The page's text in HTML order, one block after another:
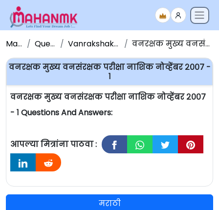
Maha NMK Question Papers Vanrakshak Bharti Question Papers वनरक्षक मुख्य वनसंरक्षक परीक्षा नाशिक नोव्हेंबर २००७ - १
वनरक्षक मुख्य वनसंरक्षक परीक्षा नाशिक नोव्हेंबर २००७ -
१
वनरक्षक मुख्य वनसंरक्षक परीक्षा नाशिक नोव्हेंबर २००७
- १ Questions And Answers:
आपल्या मित्रांना पाठवा :
मराठी